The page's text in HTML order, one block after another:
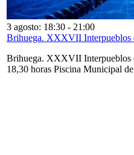
3 agosto: 18:30 - 21:00
Brihuega. XXXVII Interpueblos
Brihuega. XXXVII Interpueblos
18,30 horas Piscina Municipal